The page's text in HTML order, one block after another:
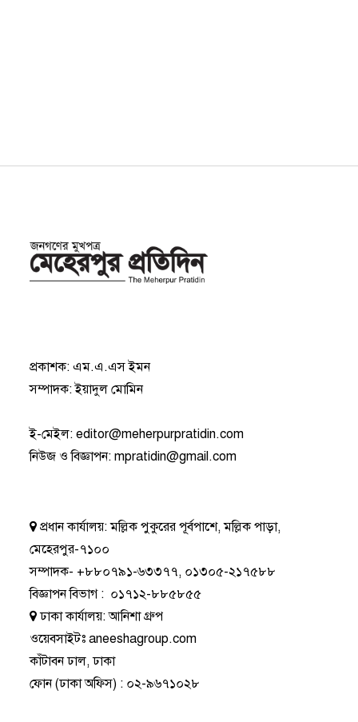
প্রকাশক: এম.এ.এস ইমন
সম্পাদক: ইয়াদুল মোমিন
ই-মেইল:editor@meherpurpratidin.com
নিউজ ও বিজ্ঞাপন:mpratidin@gmail.com
প্রধান কার্যালয়:মল্লিক পুকুরের পূর্বপাশে, মল্লিক পাড়া,
মেহেরপুর-৭১০০
সম্পাদক- +৮৮০৭৯১-৬৩৩৭৭, ০১৩০৫-২১৭৫৮৮
বিজ্ঞাপন বিভাগ: ০১৭১২-৮৮৫৮৫৫
ঢাকা কার্যালয়:আনিশা গ্রুপ
ওয়েবসাইটঃaneeshagroup.com
কাঁটাবন ঢাল, ঢাকা
ফোন(ঢাকা অফিস) : ০২-৯৬৭১০২৮